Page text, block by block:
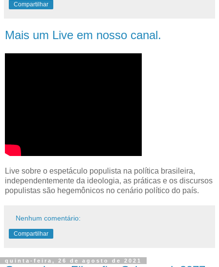
Compartilhar
Mais um Live em nosso canal.
Live sobre o espetáculo populista na política brasileira,
independentemente da ideologia, as práticas e os discursos
populistas são hegemônicos no cenário político do país.
Nenhum comentário:
Compartilhar
quinta-feira, 26 de agosto de 2021